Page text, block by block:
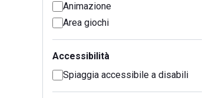
Animazione
Area giochi
Accessibilità
Spiaggia accessibile a disabili